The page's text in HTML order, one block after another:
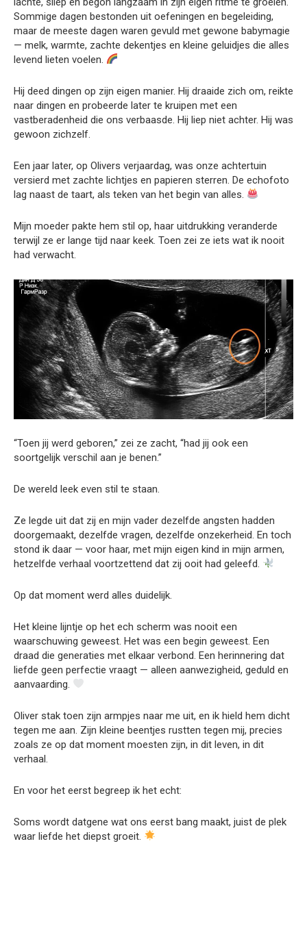
Sommige dagen bestonden uit oefeningen en begeleiding,
maar de meeste dagen waren gevuld met gewone babymagie
— melk, warmte, zachte dekentjes en kleine geluidjes die alles
levend lieten voelen.
Hij deed dingen op zijn eigen manier. Hij draaide zich om, reikte
naar dingen en probeerde later te kruipen met een
vastberadenheid die ons verbaasde. Hij liep niet achter. Hij was
gewoon zichzelf.
Een jaar later, op Olivers verjaardag, was onze achtertuin
versierd met zachte lichtjes en papieren sterren. De echofoto
lag naast de taart, als teken van het begin van alles.
Mijn moeder pakte hem stil op, haar uitdrukking veranderde
terwijl ze er lange tijd naar keek. Toen zei ze iets wat ik nooit
had verwacht.
“Toen jij werd geboren,” zei ze zacht, “had jij ook een
soortgelijk verschil aan je benen.”
De wereld leek even stil te staan.
Ze legde uit dat zij en mijn vader dezelfde angsten hadden
doorgemaakt, dezelfde vragen, dezelfde onzekerheid. En toch
stond ik daar — voor haar, met mijn eigen kind in mijn armen,
hetzelfde verhaal voortzettend dat zij ooit had geleefd.
Op dat moment werd alles duidelijk.
Het kleine lijntje op het ech scherm was nooit een
waarschuwing geweest. Het was een begin geweest. Een
draad die generaties met elkaar verbond. Een herinnering dat
liefde geen perfectie vraagt — alleen aanwezigheid, geduld en
aanvaarding.
Oliver stak toen zijn armpjes naar me uit, en ik hield hem dicht
tegen me aan. Zijn kleine beentjes rustten tegen mij, precies
zoals ze op dat moment moesten zijn, in dit leven, in dit
verhaal.
En voor het eerst begreep ik het echt:
Soms wordt datgene wat ons eerst bang maakt, juist de plek
waar liefde het diepst groeit.